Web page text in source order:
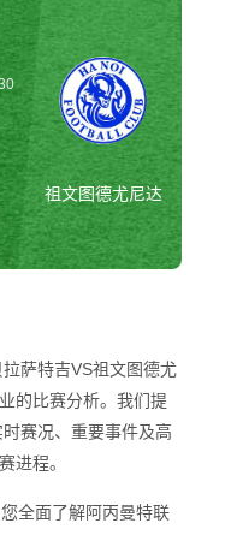
祖文图德尤尼达
萨特吉VS祖文图德尤
的比赛分析。我们提
赛况、重要事件及高
进程。
全面了解阿丙曼特联